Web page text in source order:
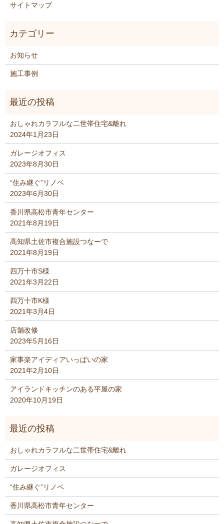
サイトマップ
お知らせ
施工事例
おしゃれカラフルな二世帯住宅&離れ
2024年1月23日
ガレージオフィス
2023年8月30日
“住み継ぐ”リノベ
2023年6月30日
香川県高松市青年センター
2021年8月19日
高知県土佐市複合施設つなーで
2021年8月19日
四万十市S様
2021年3月22日
四万十市K様
2021年3月4日
店舗改修
2023年5月16日
家事楽アイディアいっぱいの家
2021年2月10日
アイランドキッチンのある平屋の家
2020年10月19日
おしゃれカラフルな二世帯住宅&離れ
ガレージオフィス
“住み継ぐ”リノベ
香川県高松市青年センター